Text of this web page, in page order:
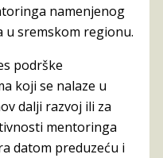
namenjenog
u sremskom regionu.
podrške
koji se nalaze u
dalji razvoj ili za
mentoringa
datom preduzeću i